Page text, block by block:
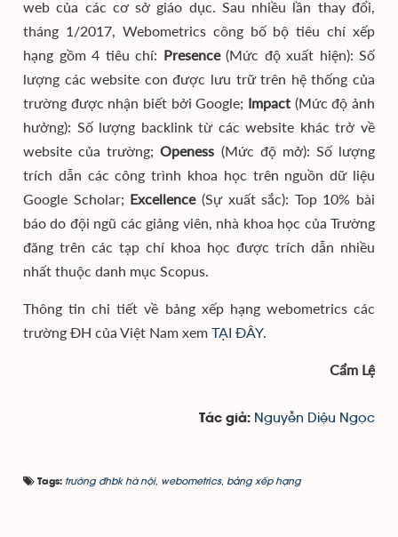
web của các cơ sở giáo dục. Sau nhiều lần thay đổi,
tháng 1/2017, Webometrics công bố bộ tiêu chí xếp
hạng gồm 4 tiêu chí: Presence(Mức độ xuất hiện): Số
lượng các website con được lưu trữ trên hệ thống của
trường được nhận biết bởi Google; Impact (Mức độ ảnh
hưởng): Số lượng backlink từ các website khác trở về
website của trường;Openess (Mức độ mở): Số lượng
trích dẫn các công trình khoa học trên nguồn dữ liệu
Google Scholar; Excellence(Sự xuất sắc): Top 10% bài
báo do đội ngũ các giảng viên, nhà khoa học của Trường
đăng trên các tạp chí khoa học được trích dẫn nhiều
nhất thuộc danh mục Scopus.
Thông tin chi tiết về bảng xếp hạng webometrics các
trường ĐH của Việt Nam xem TẠI ĐÂY.
Cẩm Lệ
Tác giả: Nguyễn Diệu Ngọc
Tags: trường đhbk hà nội, webometrics, bảng xếp hạng